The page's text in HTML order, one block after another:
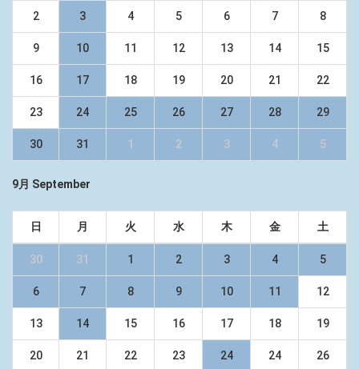
2 3 4 5 6 7 8
9 10 11 12 13 14 15
16 17 18 19 20 21 22
23 24 25 26 27 28 29
30 31 1 2 3 4 5
9月 September
日 月 火 水 木 金 土
30 31 1 2 3 4 5
6 7 8 9 10 11 12
13 14 15 16 17 18 19
20 21 22 23 24 24 26